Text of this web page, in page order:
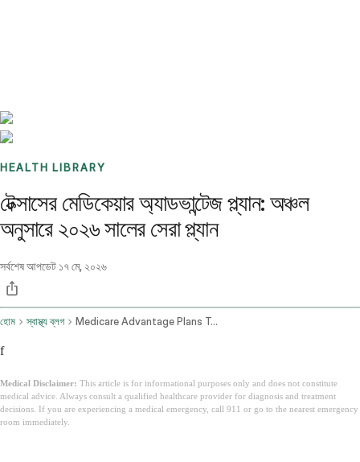
HEALTH LIBRARY
টেক্সাসের মেডিকেয়ার অ্যাডভান্টেজ প্ল্যান: অঞ্চল
অনুসারে ২০২৬ সালের সেরা প্ল্যান
সর্বশেষ আপডেট ১৭ মে, ২০২৬
হোম স্বাস্থ্য ব্লগ Medicare Advantage Plans Texas
f
Medical Disclaimer: This article is for informational purposes only and does not constitute
medical advice. Always consult a qualified healthcare provider for diagnosis and treatment
decisions. If you are experiencing a medical emergency, call 911 or go to the nearest emergency
room immediately.